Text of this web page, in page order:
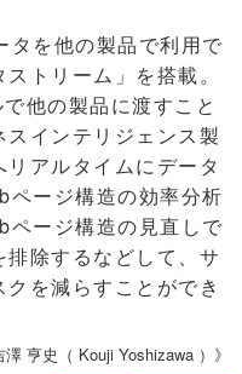
タを他の製品で利用で
トリーム」を搭載。
他の製品に渡すこと
インテリジェンス製
アルタイムにデータ
ページ構造の効率分析
ページ構造の見直しで
除するなどして、サ
を減らすことができ
澤 亨史（ Kouji Yoshizawa ）》